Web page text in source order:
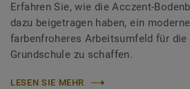
Erfahren Sie, wie die Acczent-
dazu beigetragen haben, ein
farbenfroheres Arbeitsumfeld für die
Grundschule zu schaffen.
LESEN SIE MEHR